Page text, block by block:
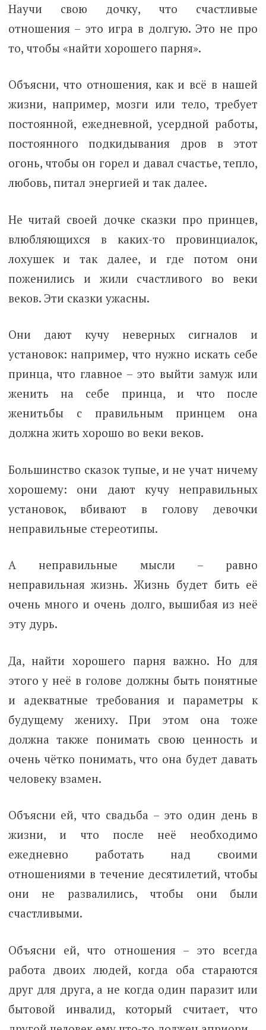
Научи свою дочку, что счастливые
отношения – это игра в долгую. Это не про
то, чтобы «найти хорошего парня».
Объясни, что отношения, как и всё в нашей
жизни, например, мозги или тело, требует
постоянной, ежедневной, усердной работы,
постоянного подкидывания дров в этот
огонь, чтобы он горел и давал счастье, тепло,
любовь, питал энергией и так далее.
Не читай своей дочке сказки про принцев,
влюбляющихся в каких-то провинциалок,
лохушек и так далее, и где потом они
поженились и жили счастливого во веки
веков. Эти сказки ужасны.
Они дают кучу неверных сигналов и
установок: например, что нужно искать себе
принца, что главное – это выйти замуж или
женить на себе принца, и что после
женитьбы с правильным принцем она
должна жить хорошо во веки веков.
Большинство сказок тупые, и не учат ничему
хорошему: они дают кучу неправильных
установок, вбивают в голову девочки
неправильные стереотипы.
А неправильные мысли – равно
неправильная жизнь. Жизнь будет бить её
очень много и очень долго, вышибая из неё
эту дурь.
Да, найти хорошего парня важно. Но для
этого у неё в голове должны быть понятные
и адекватные требования и параметры к
будущему жениху. При этом она тоже
должна также понимать свою ценность и
очень чётко понимать, что она будет давать
человеку взамен.
Объясни ей, что свадьба – это один день в
жизни, и что после неё необходимо
ежедневно работать над своими
отношениями в течение десятилетий, чтобы
они не развалились, чтобы они были
счастливыми.
Объясни ей, что отношения – это всегда
работа двоих людей, когда оба стараются
друг для друга, а не когда один паразит или
бытовой инвалид, который считает, что